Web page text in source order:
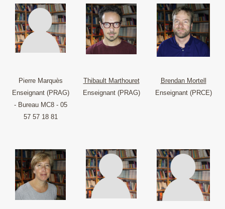
Pierre Marquès
Enseignant (PRAG)
- Bureau MC8 - 05
57 57 18 81
Thibault Marthouret
Enseignant (PRAG)
Brendan Mortell
Enseignant (PRCE)